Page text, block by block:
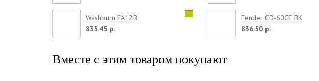
Washburn EA12B
835.45 р.
Fender CD-60CE BK
836.50 р.
Вместе с этим товаром покупают